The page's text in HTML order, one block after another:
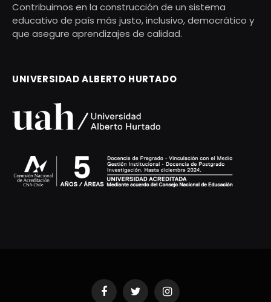
Contribuimos en la construcción de un sistema
educativo de país más justo, inclusivo, democrático y
que asegure aprendizajes de calidad.
UNIVERSIDAD ALBERTO HURTADO
FacebookTwitter Instagram